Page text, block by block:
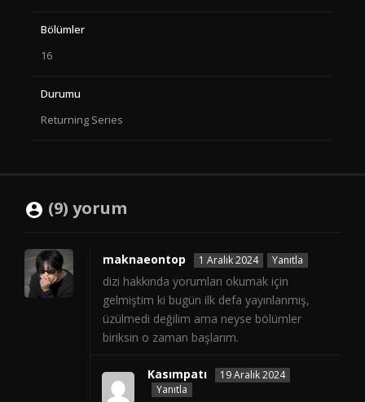
Bölümler
16
Durumu
Returning Series
(9) yorum
maknaeontop 1 Aralık 2024 Yanıtla
dizi hakkında yorumları okumak için
gelmiştim ki bugün ilk defa yayınlanmış,
üzülmedi değilim ama neyse bölümler
biriksin o zaman başlarım.
Kasımpatı
19 Aralık 2024
Yanıtla